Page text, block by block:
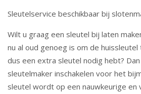
Sleutelservice beschikbaar bij
Wilt u graag een sleutel bij laten
nu al oud genoeg is om de huissleutel
dus een extra sleutel nodig hebt?
sleutelmaker inschakelen voor het
sleutel wordt op een nauwkeurige en